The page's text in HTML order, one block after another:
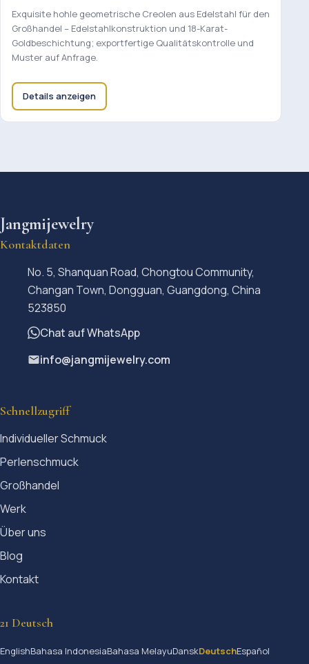
Exquisite hohle geometrische Creolen aus Edelstahl für den
Großhandel – Edelstahlkonstruktion und 18-Karat-
Goldbeschichtung; exportfertige Qualitätskontrolle und
Muster auf Anfrage.
Details anzeigen
Jangmijewelry
Kontaktdaten
No. 5, Shanquan Road, Chongtou Community,
Changan Town, Dongguan, Guangdong, China
523850
Chat auf WhatsApp
info@jangmijewelry.com
Schnellzugriff
Individueller Schmuck
Perlenschmuck
Großhandel
Werk
Über uns
Blog
Kontakt
21 Deutsch
EnglishBahasa IndonesiaBahasa MelayuDanskDeutschEspañol